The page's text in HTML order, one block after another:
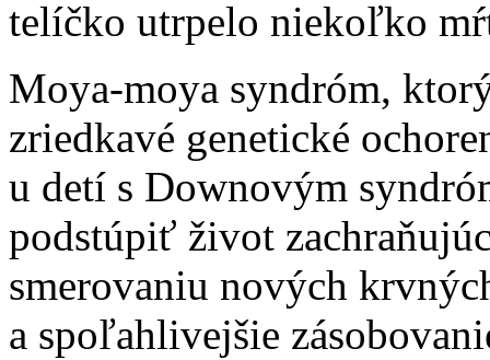
telíčko utrpelo niekoľko
Moya-moya syndróm,
zriedkavé genetické
u detí s Downovým
podstúpiť život
smerovaniu nových
a spoľahlivejšie